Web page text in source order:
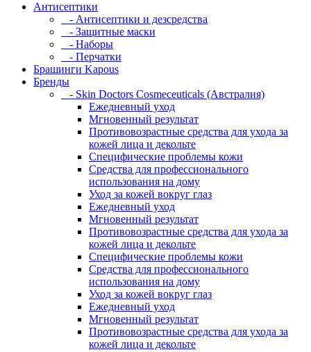
Антисептики
- Антисептики и дезсредства
- Защитные маски
- Наборы
- Перчатки
Брашинги Kapous
Бренды
- Skin Doctors Cosmeceuticals (Австралия)
Ежедневный уход
Мгновенный результат
Противовозрастные средства для ухода за
кожей лица и декольте
Специфические проблемы кожи
Средства для профессионального
использования на дому
Уход за кожей вокруг глаз
Ежедневный уход
Мгновенный результат
Противовозрастные средства для ухода за
кожей лица и декольте
Специфические проблемы кожи
Средства для профессионального
использования на дому
Уход за кожей вокруг глаз
Ежедневный уход
Мгновенный результат
Противовозрастные средства для ухода за
кожей лица и декольте